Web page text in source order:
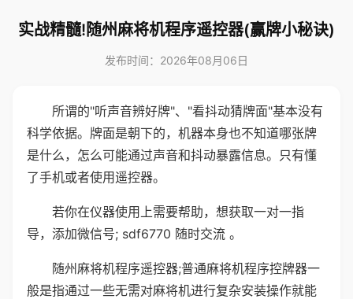
实战精髓!随州麻将机程序遥控器(赢牌小秘诀)
发布时间：2026年08月06日
所谓的"听声音辨好牌"、"看抖动猜牌面"基本没有
科学依据。牌面是朝下的，机器本身也不知道哪张牌
是什么，怎么可能通过声音和抖动暴露信息。只有懂
了手机或者使用遥控器。
若你在仪器使用上需要帮助，想获取一对一指
导，添加微信号; sdf6770 随时交流 。
随州麻将机程序遥控器;普通麻将机程序控牌器一
般是指通过一些无需对麻将机进行复杂安装操作就能